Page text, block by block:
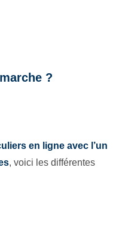
?
en ligne avec l’un
, voici les différentes